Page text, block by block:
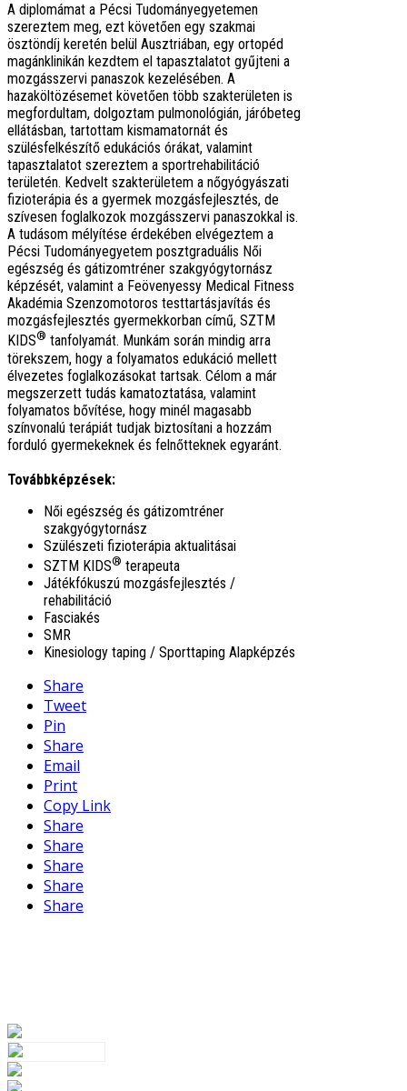
A diplomámat a Pécsi Tudományegyetemen
szereztem meg, ezt követően egy szakmai
ösztöndíj keretén belül Ausztriában, egy ortopéd
magánklinikán kezdtem el tapasztalatot gyűjteni a
mozgásszervi panaszok kezelésében. A
hazaköltözésemet követően több szakterületen is
megfordultam, dolgoztam pulmonológián, járóbeteg
ellátásban, tartottam kismamatornát és
szülésfelkészítő edukációs órákat, valamint
tapasztalatot szereztem a sportrehabilitáció
területén. Kedvelt szakterületem a nőgyógyászati
fizioterápia és a gyermek mozgásfejlesztés, de
szívesen foglalkozok mozgásszervi panaszokkal is.
A tudásom mélyítése érdekében elvégeztem a
Pécsi Tudományegyetem posztgraduális Női
egészség és gátizomtréner szakgyógytornász
képzését, valamint a Feövenyessy Medical Fitness
Akadémia Szenzomotoros testtartásjavítás és
mozgásfejlesztés gyermekkorban című, SZTM
KIDS® tanfolyamát. Munkám során mindig arra
törekszem, hogy a folyamatos edukáció mellett
élvezetes foglalkozásokat tartsak. Célom a már
megszerzett tudás kamatoztatása, valamint
folyamatos bővítése, hogy minél magasabb
színvonalú terápiát tudjak biztosítani a hozzám
forduló gyermekeknek és felnőtteknek egyaránt.
Továbbképzések:
Női egészség és gátizomtréner
szakgyógytornász
Szülészeti fizioterápia aktualitásai
SZTM KIDS® terapeuta
Játékfókuszú mozgásfejlesztés /
rehabilitáció
Fasciakés
SMR
Kinesiology taping / Sporttaping Alapképzés
Share
Tweet
Pin
Share
Email
Print
Copy Link
Share
Share
Share
Share
Share